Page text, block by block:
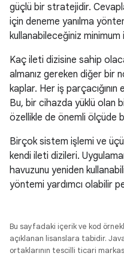
güçlü bir stratejidir.
için deneme yanılma
kullanabileceğiniz minimum
Kaç ileti dizisine sahip
almanız gereken diğer bir
kaplar. Her iş
Bu, bir cihazda yüklü olan
özellikle de önemli ölçüde
Birçok sistem işlemi ve
kendi ileti dizileri.
havuzunu yeniden
yöntemi yardımcı olabilir
Bu sayfadaki içerik ve kod
açıklanan lisanslara tabidir.
ortaklarının tescilli ticari